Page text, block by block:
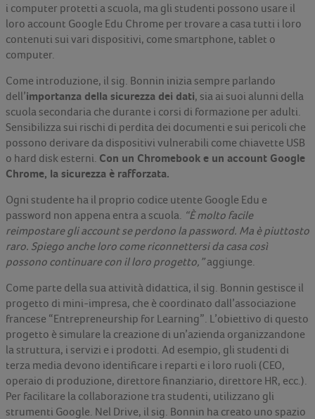
i computer protetti a scuola, ma gli studenti possono usare il
loro account Google Edu Chrome per trovare a casa tutti i loro
contenuti sui vari dispositivi, come smartphone, tablet o
computer.
Come introduzione, il sig. Bonnin inizia sempre parlando
dell’importanza della sicurezza dei dati, sia ai suoi alunni della
scuola secondaria che durante i corsi di formazione per adulti.
Sensibilizza sui rischi di perdita dei documenti e sui pericoli che
possono derivare da dispositivi vulnerabili come chiavette USB
o hard disk esterni. Con un Chromebook e un account Google
Chrome, la sicurezza è rafforzata.
Ogni studente ha il proprio codice utente Google Edu e
password non appena entra a scuola. “È molto facile
reimpostare gli account se perdono la password. Ma è piuttosto
raro. Spiego anche loro come riconnettersi da casa così
possono continuare con il loro progetto,”aggiunge.
Come parte della sua attività didattica, il sig. Bonnin gestisce il
progetto di mini-impresa, che è coordinato dall’associazione
francese “Entrepreneurship for Learning”. L’obiettivo di questo
progetto è simulare la creazione di un’azienda organizzandone
la struttura, i servizi e i prodotti. Ad esempio, gli studenti di
terza media devono identificare i reparti e i loro ruoli (CEO,
operaio di produzione, direttore finanziario, direttore HR, ecc.).
Per facilitare la collaborazione tra studenti, utilizzano gli
strumenti Google. Nel Drive, il sig. Bonnin ha creato uno spazio